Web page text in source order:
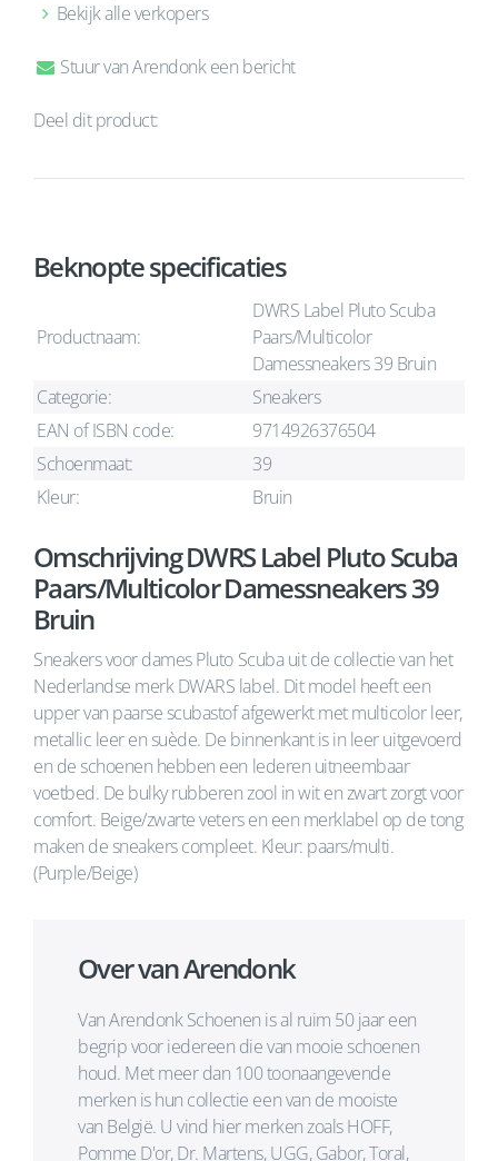
Bekijk alle verkopers
Stuur van Arendonk een bericht
Deel dit product:
Beknopte specificaties
Productnaam:
DWRS Label Pluto Scuba
Paars/Multicolor
Damessneakers 39 Bruin
Categorie:
Sneakers
EAN of ISBN code:
9714926376504
Schoenmaat:
39
Kleur:
Bruin
Omschrijving DWRS Label Pluto Scuba
Paars/Multicolor Damessneakers 39
Bruin
Sneakers voor dames Pluto Scuba uit de collectie van het
Nederlandse merk DWARS label. Dit model heeft een
upper van paarse scubastof afgewerkt met multicolor leer,
metallic leer en suède. De binnenkant is in leer uitgevoerd
en de schoenen hebben een lederen uitneembaar
voetbed. De bulky rubberen zool in wit en zwart zorgt voor
comfort. Beige/zwarte veters en een merklabel op de tong
maken de sneakers compleet. Kleur: paars/multi.
(Purple/Beige)
Over van Arendonk
Van Arendonk Schoenen is al ruim 50 jaar een
begrip voor iedereen die van mooie schoenen
houd. Met meer dan 100 toonaangevende
merken is hun collectie een van de mooiste
van België. U vind hier merken zoals HOFF,
Pomme D'or, Dr. Martens, UGG, Gabor, Toral,